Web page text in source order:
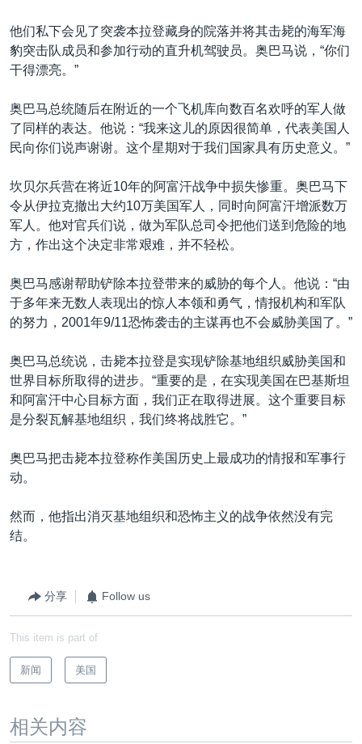
关注西藏
关注新疆
他们私下会见了突袭本拉登藏身的院落并将其击毙的海军海
豹突击队成员和参加行动的直升机驾驶员。奥巴马说，“你们
干得漂亮。”
奥巴马总统随后在附近的一个飞机库向数百名欢呼的军人做
了同样的表达。他说：“我来这儿的原因很简单，代表美国人
民向你们说声谢谢。这个星期对于我们国家具有历史意义。”
坎贝尔兵营在将近10年的阿富汗战争中损失惨重。奥巴马下
令从伊拉克撤出大约10万美国军人，同时向阿富汗增派数万
军人。他对官兵们说，做为军队总司令把他们送到危险的地
方，作出这个决定非常艰难，并不轻松。
奥巴马感谢帮助铲除本拉登带来的威胁的每个人。他说：“由
于多年来无数人表现出的惊人本领和勇气，情报机构和军队
的努力，2001年9/11恐怖袭击的主谋再也不会威胁美国了。”
奥巴马总统说，击毙本拉登是实现铲除基地组织威胁美国和
世界目标所取得的进步。“重要的是，在实现美国在巴基斯坦
和阿富汗中心目标方面，我们正在取得进展。这个重要目标
是分裂瓦解基地组织，我们终将战胜它。”
奥巴马把击毙本拉登称作美国历史上最成功的情报和军事行
动。
然而，他指出消灭基地组织和恐怖主义的战争依然没有完
结。
分享 Follow us
This item is part of
新闻 美国
相关内容